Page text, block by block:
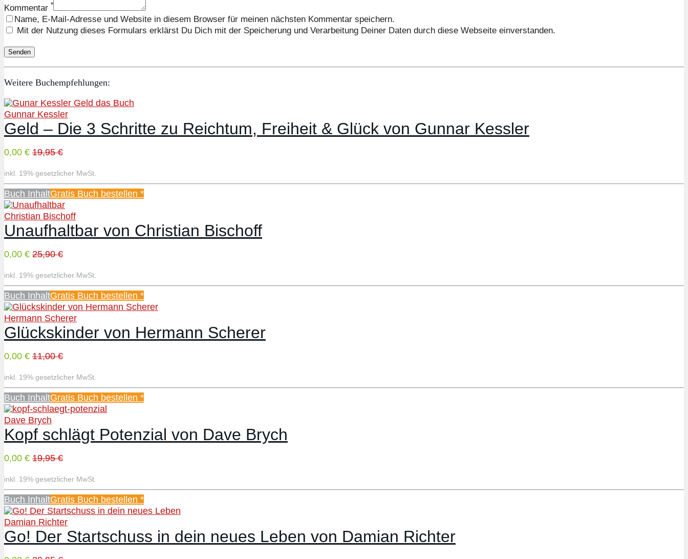
Kommentar *
Name, E-Mail-Adresse und Website in diesem Browser für meinen nächsten Kommentar speichern.
Mit der Nutzung dieses Formulars erklärst Du Dich mit der Speicherung und Verarbeitung Deiner Daten durch diese Webseite einverstanden.
Weitere Buchempfehlungen:
Gunnar Kessler
Geld – Die 3 Schritte zu Reichtum, Freiheit & Glück von Gunnar Kessler
0,00 € 19,95 €
inkl. 19% gesetzlicher MwSt.
Buch InhaltGratis Buch bestellen *
Christian Bischoff
Unaufhaltbar von Christian Bischoff
0,00 € 25,90 €
inkl. 19% gesetzlicher MwSt.
Buch InhaltGratis Buch bestellen *
Hermann Scherer
Glückskinder von Hermann Scherer
0,00 € 11,00 €
inkl. 19% gesetzlicher MwSt.
Buch InhaltGratis Buch bestellen *
Dave Brych
Kopf schlägt Potenzial von Dave Brych
0,00 € 19,95 €
inkl. 19% gesetzlicher MwSt.
Buch InhaltGratis Buch bestellen *
Damian Richter
Go! Der Startschuss in dein neues Leben von Damian Richter